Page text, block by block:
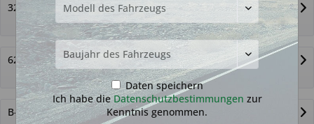
323
626
B-Series P/U
Daten speichern
Ich habe dieDatenschutzbestimmungen zur
Kenntnis genommen.